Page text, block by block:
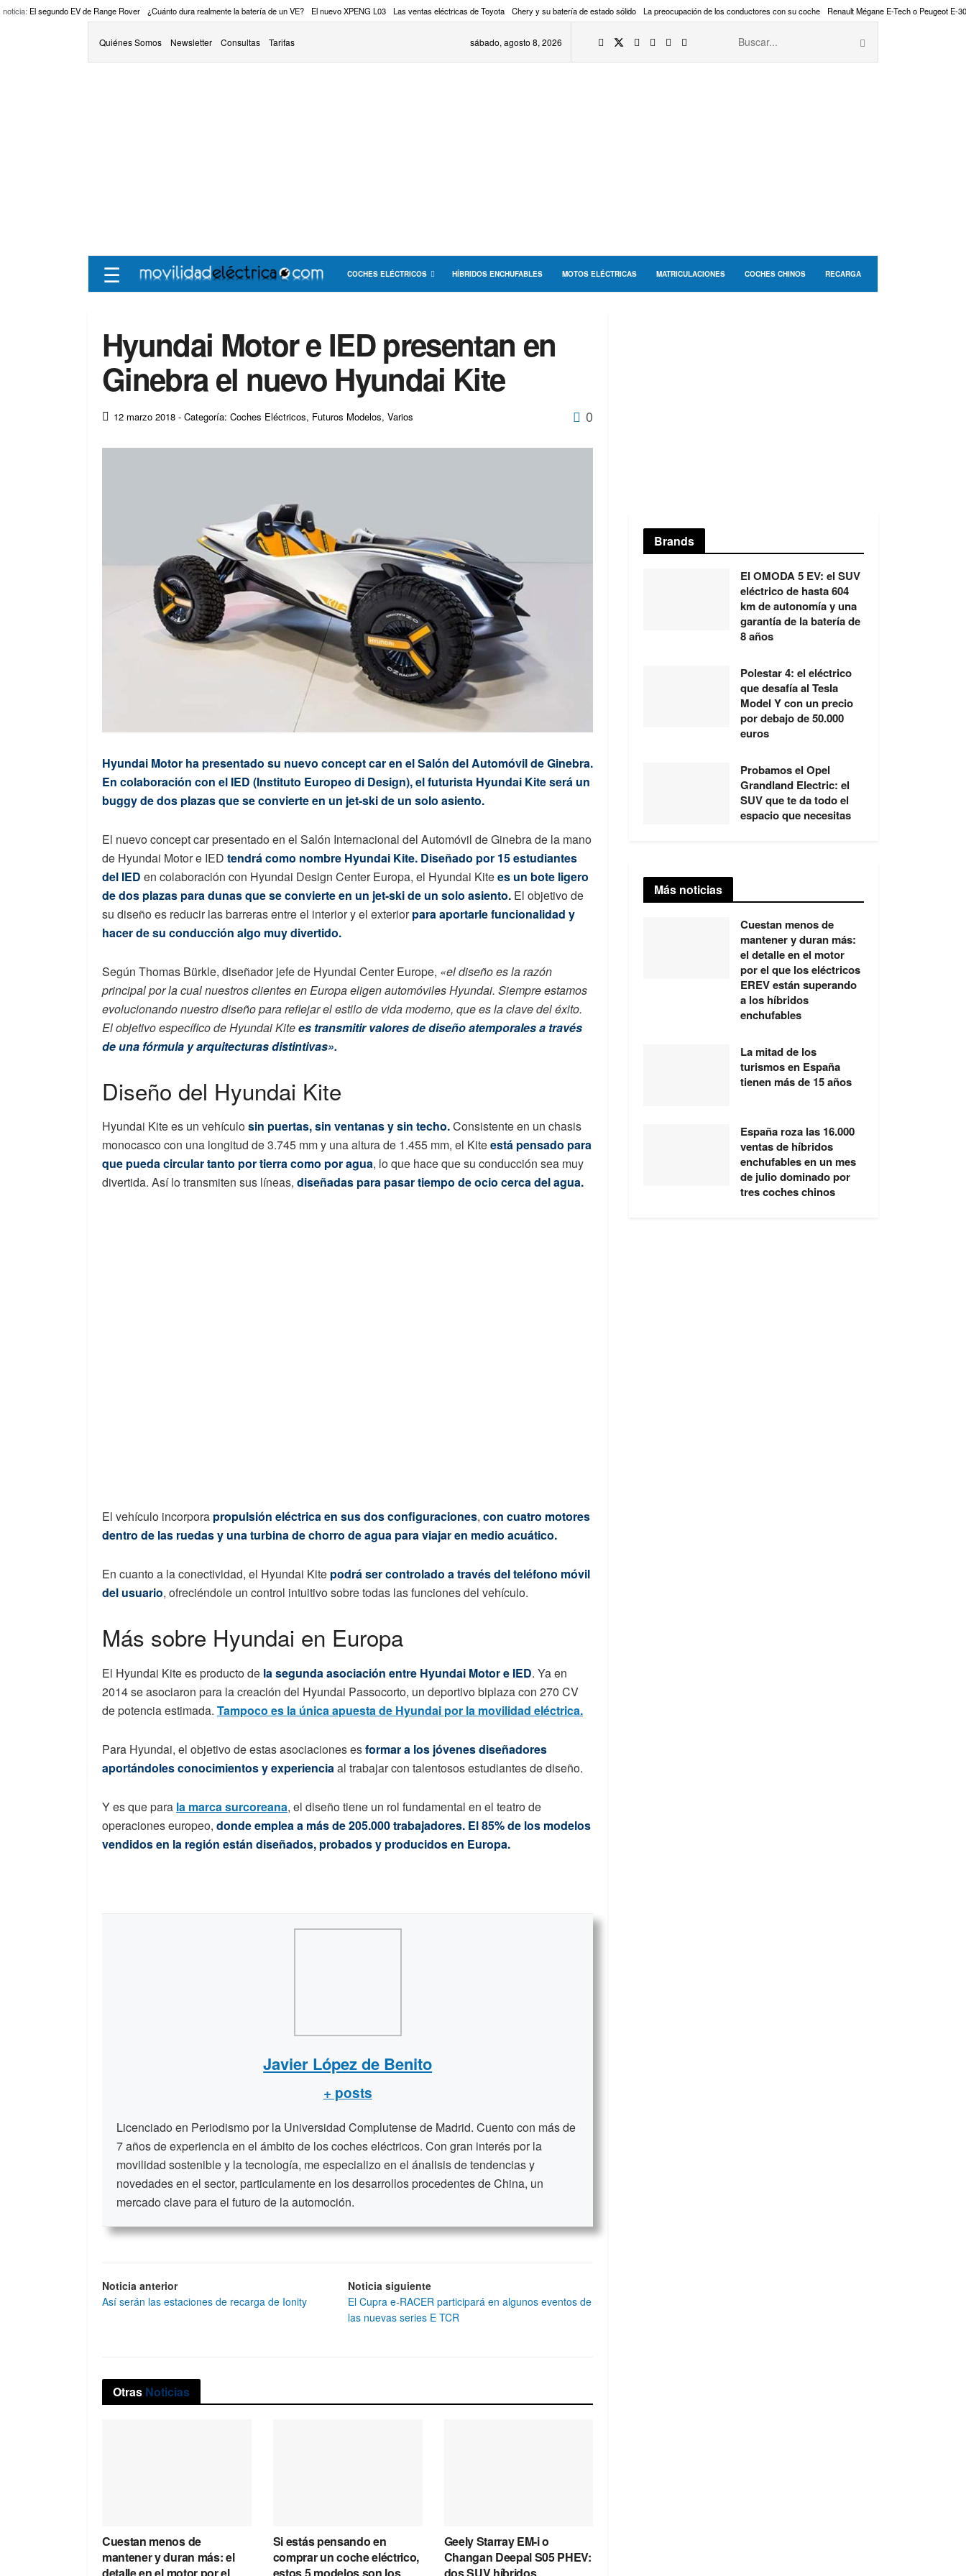
noticia: El segundo EV de Range Rover ¿Cuánto dura realmente la batería de un VE? El nuevo XPENG L03 Las ventas eléctricas de Toyota Chery y su batería de estado sólido La preocupación de los conductores con su coche Renault Mégane E-Tech o Peugeot E-
Quiénes Somos Newsletter Consultas Tarifas sábado, agosto 8, 2026
☰ COCHES ELÉCTRICOS HÍBRIDOS ENCHUFABLES MOTOS ELÉCTRICAS MATRICULACIONES COCHES CHINOS RECARGA
Hyundai Motor e IED presentan en
Ginebra el nuevo Hyundai Kite
12 marzo 2018 - Categoría: Coches Eléctricos, Futuros Modelos, Varios 0
Hyundai Motor ha presentado su nuevo concept car en el Salón del Automóvil de Ginebra.
En colaboración con el IED (Instituto Europeo di Design), el futurista Hyundai Kite será un
buggy de dos plazas que se convierte en un jet-ski de un solo asiento.
El nuevo concept car presentado en el Salón Internacional del Automóvil de Ginebra de la mano
de Hyundai Motor e IED tendrá como nombre Hyundai Kite. Diseñado por 15 estudiantes
del IED en colaboración con Hyundai Design Center Europa, el Hyundai Kitees un bote ligero
de dos plazas para dunas que se convierte en un jet-ski de un solo asiento. El objetivo de
su diseño es reducir las barreras entre el interior y el exteriorpara aportarle funcionalidad y
hacer de su conducción algo muy divertido.
Según Thomas Bürkle, diseñador jefe de Hyundai Center Europe, «el diseño es la razón
principal por la cual nuestros clientes en Europa eligen automóviles Hyundai. Siempre estamos
evolucionando nuestro diseño para reflejar el estilo de vida moderno, que es la clave del éxito.
El objetivo específico de Hyundai Kitees transmitir valores de diseño atemporales a través
de una fórmula y arquitecturas distintivas».
Diseño del Hyundai Kite
Hyundai Kite es un vehículosin puertas, sin ventanas y sin techo.Consistente en un chasis
monocasco con una longitud de 3.745 mm y una altura de 1.455 mm, el Kiteestá pensado para
que pueda circular tanto por tierra como por agua, lo que hace que su conducción sea muy
divertida. Así lo transmiten sus líneas, diseñadas para pasar tiempo de ocio cerca del agua.
El vehículo incorpora propulsión eléctrica en sus dos configuraciones, con cuatro motores
dentro de las ruedas y una turbina de chorro de agua para viajar en medio acuático.
En cuanto a la conectividad, el Hyundai Kite podrá ser controlado a través del teléfono móvil
del usuario, ofreciéndole un control intuitivo sobre todas las funciones del vehículo.
Más sobre Hyundai en Europa
El Hyundai Kite es producto de la segunda asociación entre Hyundai Motor e IED. Ya en
2014 se asociaron para la creación del Hyundai Passocorto, un deportivo biplaza con 270 CV
de potencia estimada. Tampoco es la única apuesta de Hyundai por la movilidad eléctrica.
Para Hyundai, el objetivo de estas asociaciones esformar a los jóvenes diseñadores
aportándoles conocimientos y experienciaal trabajar con talentosos estudiantes de diseño.
Y es que para la marca surcoreana, el diseño tiene un rol fundamental en el teatro de
operaciones europeo, donde emplea a más de 205.000 trabajadores. El 85% de los modelos
vendidos en la región están diseñados, probados y producidos en Europa.
Javier López de Benito
+ posts
Licenciado en Periodismo por la Universidad Complutense de Madrid. Cuento con más de
7 años de experiencia en el ámbito de los coches eléctricos. Con gran interés por la
movilidad sostenible y la tecnología, me especializo en el ánalisis de tendencias y
novedades en el sector, particulamente en los desarrollos procedentes de China, un
mercado clave para el futuro de la automoción.
Noticia anterior
Así serán las estaciones de recarga de Ionity
Noticia siguiente
El Cupra e-RACER participará en algunos eventos de
las nuevas series E TCR
Otras Noticias
Cuestan menos de
mantener y duran más: el
detalle en el motor por el
Si estás pensando en
comprar un coche eléctrico,
estos 5 modelos son los
Geely Starray EM-i o
Changan Deepal S05 PHEV:
dos SUV híbridos
Brands
El OMODA 5 EV: el SUV
eléctrico de hasta 604
km de autonomía y una
garantía de la batería de
8 años
Polestar 4: el eléctrico
que desafía al Tesla
Model Y con un precio
por debajo de 50.000
euros
Probamos el Opel
Grandland Electric: el
SUV que te da todo el
espacio que necesitas
Más noticias
Cuestan menos de
mantener y duran más:
el detalle en el motor
por el que los eléctricos
EREV están superando
a los híbridos
enchufables
La mitad de los
turismos en España
tienen más de 15 años
España roza las 16.000
ventas de híbridos
enchufables en un mes
de julio dominado por
tres coches chinos